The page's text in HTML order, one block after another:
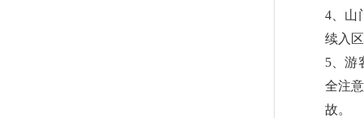
4、山
续入
5、游
全注
故。